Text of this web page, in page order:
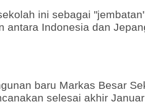
ini sebagai
antara Indonesia dan
baru Markas Besar
selesai akhir